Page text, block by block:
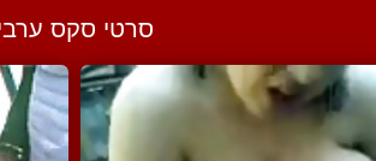
סרטי סקס